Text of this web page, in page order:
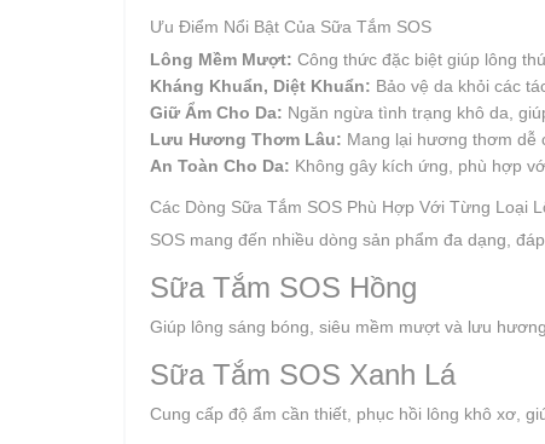
Ưu Điểm Nổi Bật Của Sữa Tắm SOS
Lông Mềm Mượt: Công thức đặc biệt giúp lông
Kháng Khuẩn, Diệt Khuẩn: Bảo vệ da khỏi các
Giữ Ẩm Cho Da: Ngăn ngừa tình trạng khô da,
Lưu Hương Thơm Lâu: Mang lại hương thơm dễ
An Toàn Cho Da: Không gây kích ứng, phù hợp
Các Dòng Sữa Tắm SOS Phù Hợp Với Từng Loại
SOS mang đến nhiều dòng sản phẩm đa dạng,
Sữa Tắm SOS Hồng
Giúp lông sáng bóng, siêu mềm mượt và lưu
Sữa Tắm SOS Xanh Lá
Cung cấp độ ẩm cần thiết, phục hồi lông khô xơ,